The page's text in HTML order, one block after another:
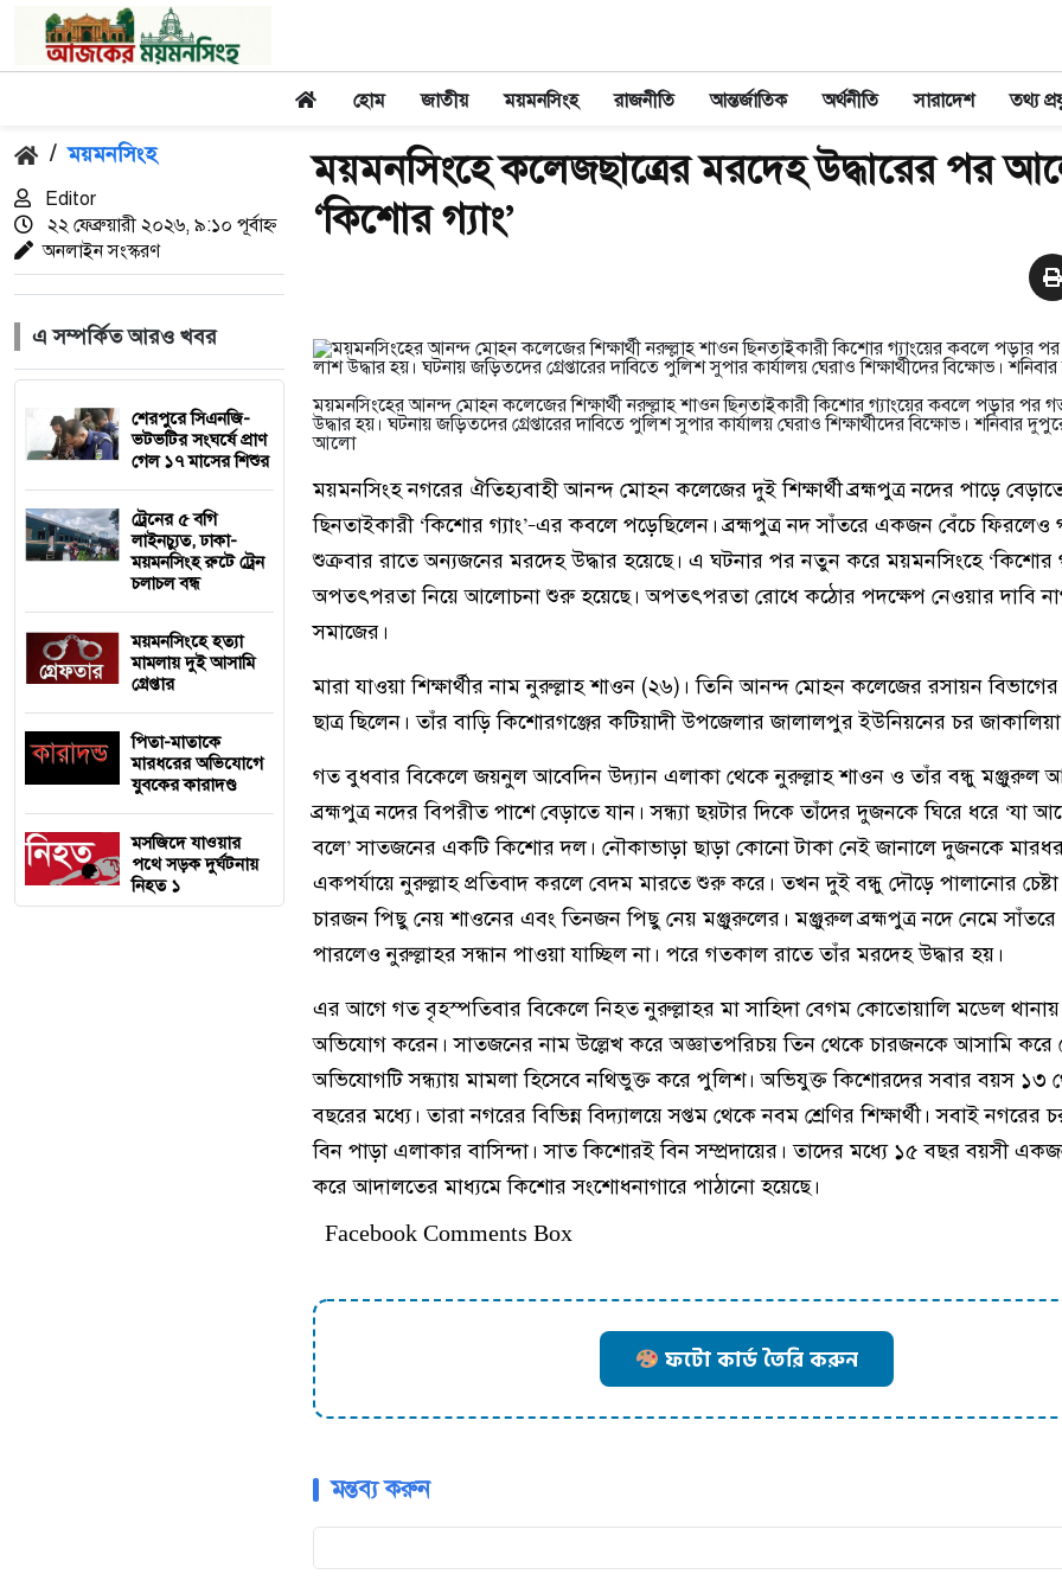
হোম জাতীয় ময়মনসিংহ রাজনীতি আন্তর্জাতিক অর্থনীতি সারাদেশ তথ্য
/ ময়মনসিংহ
Editor
২২ ফেব্রুয়ারী ২০২৬, ৯:১০ পূর্বাহ্ন
অনলাইন সংস্করণ
এ সম্পর্কিত আরও খবর
শেরপুরে সিএনজি-
ভটভটির সংঘর্ষে প্রাণ
গেল ১৭ মাসের শিশুর
ট্রেনের ৫ বগি
লাইনচ্যুত, ঢাকা-
ময়মনসিংহ রুটে ট্রেন
চলাচল বন্ধ
ময়মনসিংহে হত্যা
মামলায় দুই আসামি
গ্রেপ্তার
পিতা-মাতাকে
মারধরের অভিযোগে
যুবকের কারাদণ্ড
মসজিদে যাওয়ার
পথে সড়ক দুর্ঘটনায়
নিহত ১
ময়মনসিংহে কলেজছাত্রের মরদেহ উদ্ধারের পর
‌‘কিশোর গ্যাং’
ময়মনসিংহের আনন্দ মোহন কলেজের শিক্ষার্থী নরুল্লাহ শাওন ছিনতাইকারী কিশোর গ্যাংয়ের কবলে পড়ার পর
উদ্ধার হয়। ঘটনায় জড়িতদের গ্রেপ্তারের দাবিতে পুলিশ সুপার কার্যালয় ঘেরাও শিক্ষার্থীদের বিক্ষোভ। শনিবার
আলো
ময়মনসিংহ নগরের ঐতিহ্যবাহী আনন্দ মোহন কলেজের দুই শিক্ষার্থী ব্রহ্মপুত্র নদের পাড়ে
ছিনতাইকারী ‘কিশোর গ্যাং’–এর কবলে পড়েছিলেন। ব্রহ্মপুত্র নদ সাঁতরে একজন বেঁচে
শুক্রবার রাতে অন্যজনের মরদেহ উদ্ধার হয়েছে। এ ঘটনার পর নতুন করে ময়মনসিংহে ‘কিশোর
অপতৎপরতা নিয়ে আলোচনা শুরু হয়েছে। অপতৎপরতা রোধে কঠোর পদক্ষেপ নেওয়ার দাবি
সমাজের।
মারা যাওয়া শিক্ষার্থীর নাম নুরুল্লাহ শাওন (২৬)। তিনি আনন্দ মোহন কলেজের রসায়ন বিভাগের
ছাত্র ছিলেন। তাঁর বাড়ি কিশোরগঞ্জের কটিয়াদী উপজেলার জালালপুর ইউনিয়নের চর জাকালিয়া
গত বুধবার বিকেলে জয়নুল আবেদিন উদ্যান এলাকা থেকে নুরুল্লাহ শাওন ও তাঁর বন্ধু মঞ্জুরুল
ব্রহ্মপুত্র নদের বিপরীত পাশে বেড়াতে যান। সন্ধ্যা ছয়টার দিকে তাঁদের দুজনকে ঘিরে ধরে ‘যা
বলে’ সাতজনের একটি কিশোর দল। নৌকাভাড়া ছাড়া কোনো টাকা নেই জানালে দুজনকে
একপর্যায়ে নুরুল্লাহ প্রতিবাদ করলে বেদম মারতে শুরু করে। তখন দুই বন্ধু দৌড়ে পালানোর
চারজন পিছু নেয় শাওনের এবং তিনজন পিছু নেয় মঞ্জুরুলের। মঞ্জুরুল ব্রহ্মপুত্র নদে নেমে
পারলেও নুরুল্লাহর সন্ধান পাওয়া যাচ্ছিল না। পরে গতকাল রাতে তাঁর মরদেহ উদ্ধার হয়।
এর আগে গত বৃহস্পতিবার বিকেলে নিহত নুরুল্লাহর মা সাহিদা বেগম কোতোয়ালি মডেল
অভিযোগ করেন। সাতজনের নাম উল্লেখ করে অজ্ঞাতপরিচয় তিন থেকে চারজনকে আসামি করে
অভিযোগটি সন্ধ্যায় মামলা হিসেবে নথিভুক্ত করে পুলিশ। অভিযুক্ত কিশোরদের সবার বয়স ১৩
বছরের মধ্যে। তারা নগরের বিভিন্ন বিদ্যালয়ে সপ্তম থেকে নবম শ্রেণির শিক্ষার্থী। সবাই নগরের
বিন পাড়া এলাকার বাসিন্দা। সাত কিশোরই বিন সম্প্রদায়ের। তাদের মধ্যে ১৫ বছর বয়সী
করে আদালতের মাধ্যমে কিশোর সংশোধনাগারে পাঠানো হয়েছে।
Facebook Comments Box
ফটো কার্ড তৈরি করুন
মন্তব্য করুন